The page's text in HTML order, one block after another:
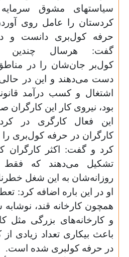
سیاستهای مشوق
کردستان را عامل روی
حرفه کول‌بری دانست و در
گفت: هرسال چندین
کول‌بر جان‌شان را در
دست می‌دهند و این در
اشتغال و کسب درآمد
بود، نیروی کار این
این فعال کارگری در
کرد و گفت: اکثر کارگران
تشکیل می‌دهند که فقط
روزانه‌شان به این شغل
او در این باره اضافه کرد:
همچون کارخانه قند، نوشابه
و کارخانه‌های بزرگی مثل
باعث بیکاری تعداد زیادی
در حرفه کولبری شده است.